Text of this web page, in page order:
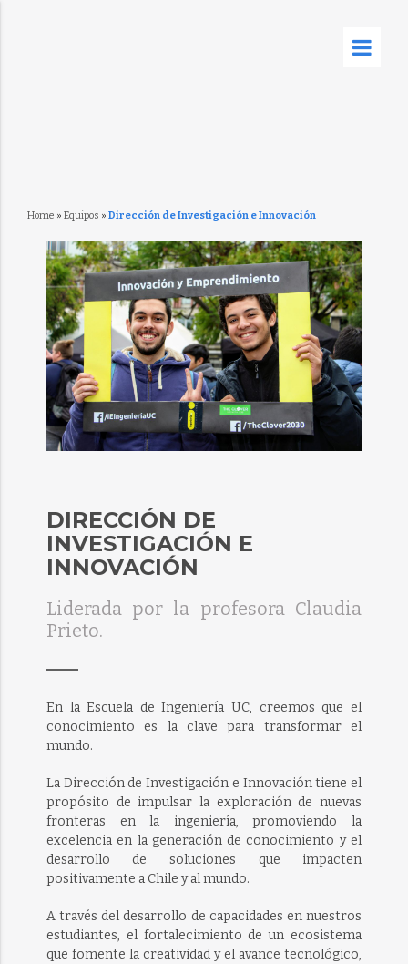
Home » Equipos » Dirección de Investigación e Innovación
DIRECCIÓN DE
INVESTIGACIÓN E
INNOVACIÓN
Liderada por la profesora Claudia
Prieto.
En la Escuela de Ingeniería UC, creemos que el
conocimiento es la clave para transformar el
mundo.
La Dirección de Investigación e Innovación tiene el
propósito de impulsar la exploración de nuevas
fronteras en la ingeniería, promoviendo la
excelencia en la generación de conocimiento y el
desarrollo de soluciones que impacten
positivamente a Chile y al mundo.
A través del desarrollo de capacidades en nuestros
estudiantes, el fortalecimiento de un ecosistema
que fomente la creatividad y el avance tecnológico,